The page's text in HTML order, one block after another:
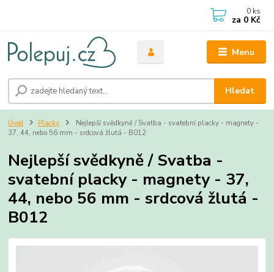
Menu
Hledat
0 ks
za 0 Kč
Úvod Placky
Nejlepší svědkyně / Svatba - svatební placky - magnety -
37, 44, nebo 56 mm - srdcová žlutá - B012
Nejlepší svědkyně / Svatba -
svatební placky - magnety - 37,
44, nebo 56 mm - srdcová žlutá -
B012